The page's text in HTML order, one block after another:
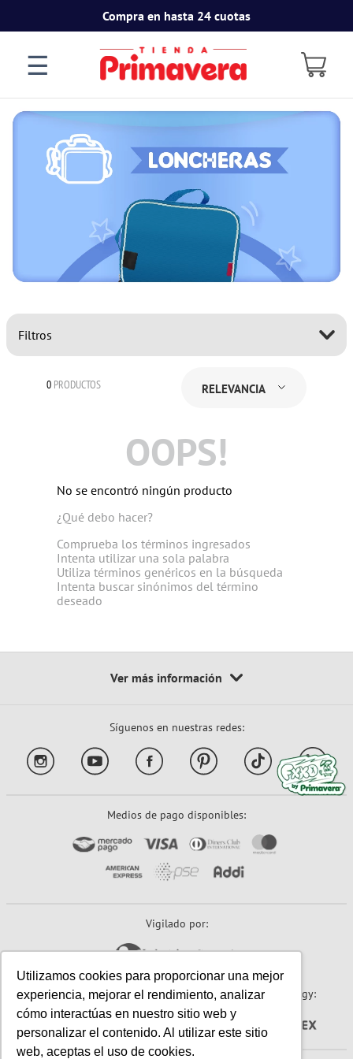
Utilizamos cookies para proporcionar una mejor
experiencia, mejorar el rendimiento, analizar
cómo interactúas en nuestro sitio web y
personalizar el contenido. Al utilizar este sitio
web, aceptas el uso de cookies.
Compra en hasta 24 cuotas
☰
Filtros
0 PRODUCTOS RELEVANCIA
OOPS!
No se encontró ningún producto
¿Qué debo hacer?
Comprueba los términos ingresados
Intenta utilizar una sola palabra
Utiliza términos genéricos en la búsqueda
Intenta buscar sinónimos del término
deseado
Síguenos en nuestras redes:
Medios de pago disponibles:
Vigilado por:
Sitio seguro: Powered By: Technology: